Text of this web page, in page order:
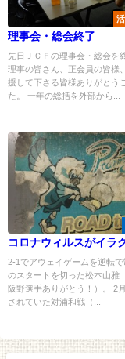
理事会・総会終了
先日ＪＣＦの理事会・総会を
理事の皆さん、正会員の皆様
援して下さる皆様ありがとう
た。 一年の総括を外部から...
コロナウィルスがイラ
2-1でアウェイゲームを逆転
のスタートを切った松本山雅
阪野選手ありがとう！）。 2
されていた対浦和戦（...